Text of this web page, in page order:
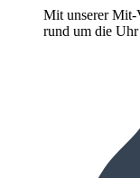
Mit unserer Mit-
rund um die